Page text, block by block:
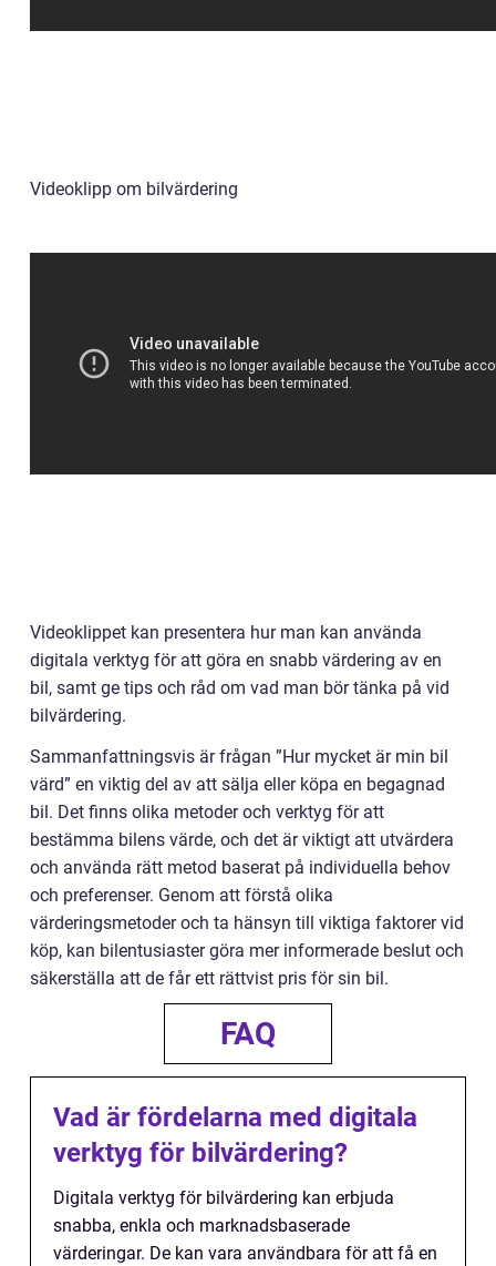
Videoklipp om bilvärdering
Videoklippet kan presentera hur man kan använda
digitala verktyg för att göra en snabb värdering av en
bil, samt ge tips och råd om vad man bör tänka på vid
bilvärdering.
Sammanfattningsvis är frågan ”Hur mycket är min bil
värd” en viktig del av att sälja eller köpa en begagnad
bil. Det finns olika metoder och verktyg för att
bestämma bilens värde, och det är viktigt att utvärdera
och använda rätt metod baserat på individuella behov
och preferenser. Genom att förstå olika
värderingsmetoder och ta hänsyn till viktiga faktorer vid
köp, kan bilentusiaster göra mer informerade beslut och
säkerställa att de får ett rättvist pris för sin bil.
FAQ
Vad är fördelarna med digitala
verktyg för bilvärdering?
Digitala verktyg för bilvärdering kan erbjuda
snabba, enkla och marknadsbaserade
värderingar. De kan vara användbara för att få en